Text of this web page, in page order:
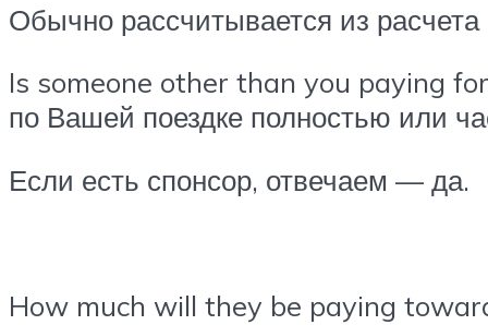
Обычно рассчитывается из
Is someone other than you paying
по Вашей поездке полностью или
Если есть спонсор, отвечаем — да.
How much will they be paying